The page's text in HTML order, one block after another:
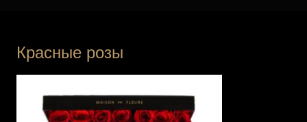
Красные розы